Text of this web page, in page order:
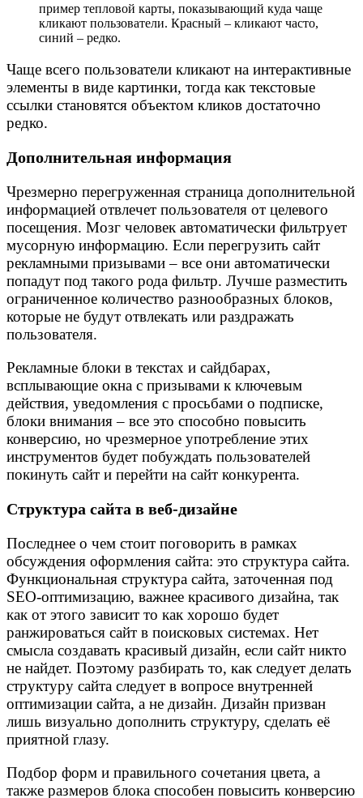
пример тепловой карты, показывающий куда чаще
кликают пользователи. Красный – кликают часто,
синий – редко.
Чаще всего пользователи кликают на интерактивные
элементы в виде картинки, тогда как текстовые
ссылки становятся объектом кликов достаточно
редко.
Дополнительная информация
Чрезмерно перегруженная страница дополнительной
информацией отвлечет пользователя от целевого
посещения. Мозг человек автоматически фильтрует
мусорную информацию. Если перегрузить сайт
рекламными призывами – все они автоматически
попадут под такого рода фильтр. Лучше разместить
ограниченное количество разнообразных блоков,
которые не будут отвлекать или раздражать
пользователя.
Рекламные блоки в текстах и сайдбарах,
всплывающие окна с призывами к ключевым
действия, уведомления с просьбами о подписке,
блоки внимания – все это способно повысить
конверсию, но чрезмерное употребление этих
инструментов будет побуждать пользователей
покинуть сайт и перейти на сайт конкурента.
Структура сайта в веб-дизайне
Последнее о чем стоит поговорить в рамках
обсуждения оформления сайта: это структура сайта.
Функциональная структура сайта, заточенная под
SEO-оптимизацию, важнее красивого дизайна, так
как от этого зависит то как хорошо будет
ранжироваться сайт в поисковых системах. Нет
смысла создавать красивый дизайн, если сайт никто
не найдет. Поэтому разбирать то, как следует делать
структуру сайта следует в вопросе внутренней
оптимизации сайта, а не дизайн. Дизайн призван
лишь визуально дополнить структуру, сделать её
приятной глазу.
Подбор форм и правильного сочетания цвета, а
также размеров блока способен повысить конверсию